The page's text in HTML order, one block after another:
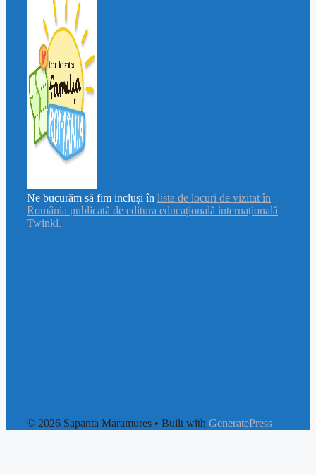
Ne bucurăm să fim incluși în lista de locuri de vizitat în
România publicată de editura educațională internațională
Twinkl.
© 2026 Sapanta Maramures • Built with GeneratePress